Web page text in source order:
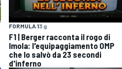
FORMULA 13 g
F1 | Berger racconta il rogo di
Imola: l'equipaggiamento OMP
che lo salvò da 23 secondi
d'inferno